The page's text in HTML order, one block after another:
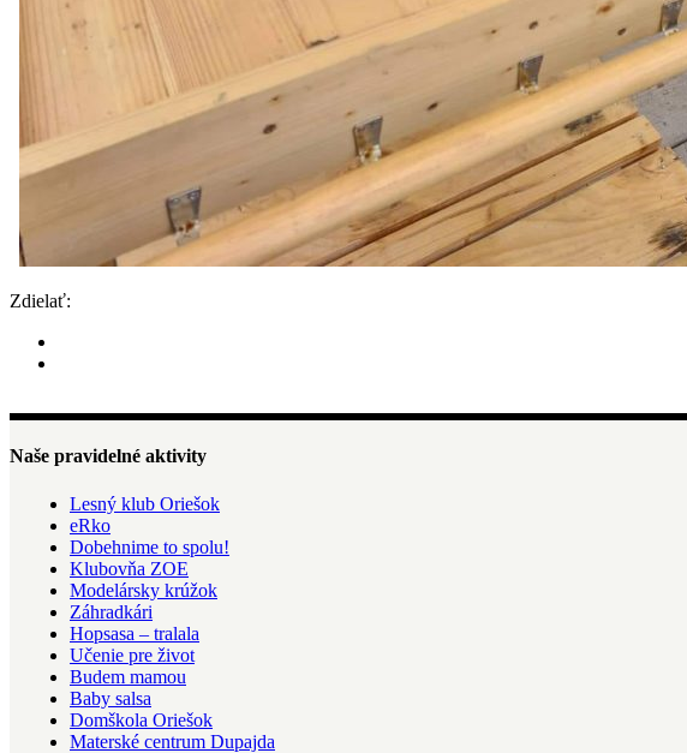
Zdielať:
Naše pravidelné aktivity
Lesný klub Oriešok
eRko
Dobehnime to spolu!
Klubovňa ZOE
Modelársky krúžok
Záhradkári
Hopsasa – tralala
Učenie pre život
Budem mamou
Baby salsa
Domškola Oriešok
Materské centrum Dupajda